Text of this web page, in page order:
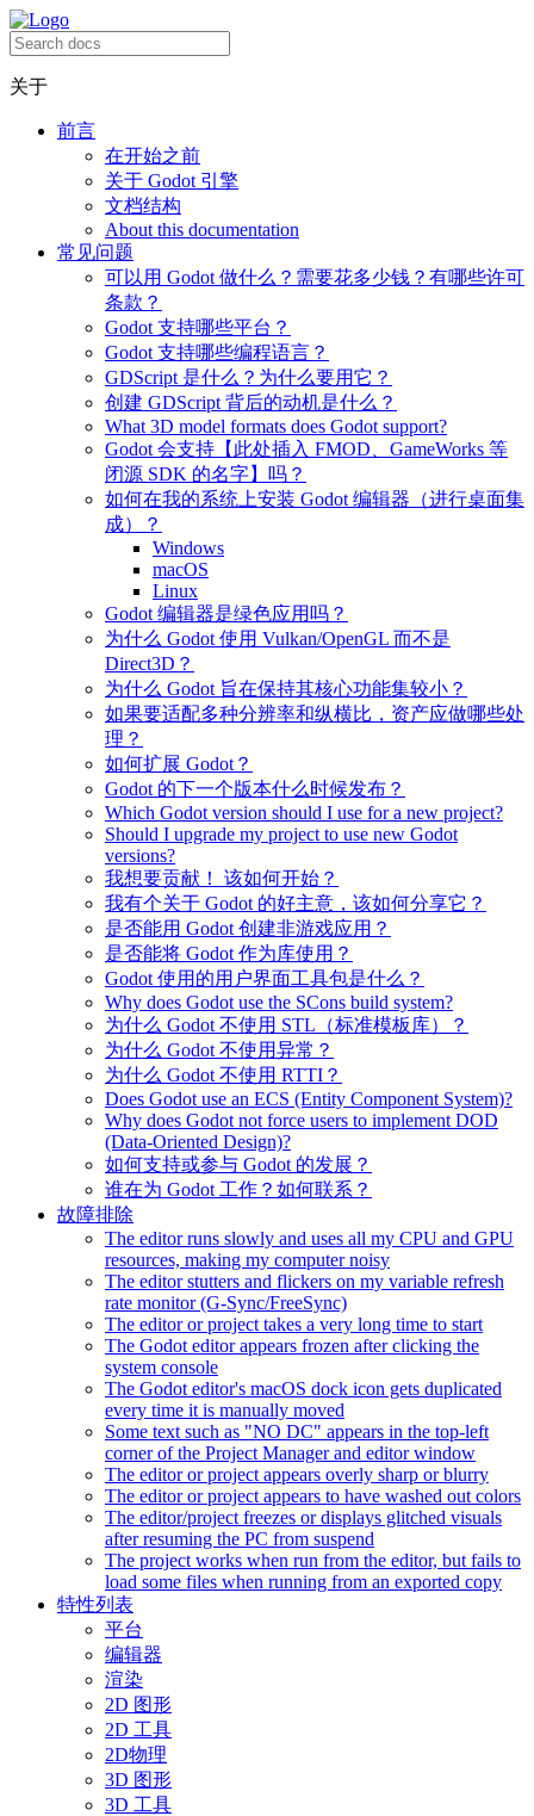
关于
前言
在开始之前
关于 Godot 引擎
文档结构
About this documentation
常见问题
可以用 Godot 做什么？需要花多少钱？有哪些许可
条款？
Godot 支持哪些平台？
Godot 支持哪些编程语言？
GDScript 是什么？为什么要用它？
创建 GDScript 背后的动机是什么？
What 3D model formats does Godot support?
Godot 会支持【此处插入 FMOD、GameWorks 等
闭源 SDK 的名字】吗？
如何在我的系统上安装 Godot 编辑器（进行桌面集
成）？
Windows
macOS
Linux
Godot 编辑器是绿色应用吗？
为什么 Godot 使用 Vulkan/OpenGL 而不是
Direct3D？
为什么 Godot 旨在保持其核心功能集较小？
如果要适配多种分辨率和纵横比，资产应做哪些处
理？
如何扩展 Godot？
Godot 的下一个版本什么时候发布？
Which Godot version should I use for a new project?
Should I upgrade my project to use new Godot
versions?
我想要贡献！ 该如何开始？
我有个关于 Godot 的好主意，该如何分享它？
是否能用 Godot 创建非游戏应用？
是否能将 Godot 作为库使用？
Godot 使用的用户界面工具包是什么？
Why does Godot use the SCons build system?
为什么 Godot 不使用 STL（标准模板库）？
为什么 Godot 不使用异常？
为什么 Godot 不使用 RTTI？
Does Godot use an ECS (Entity Component System)?
Why does Godot not force users to implement DOD
(Data-Oriented Design)?
如何支持或参与 Godot 的发展？
谁在为 Godot 工作？如何联系？
故障排除
The editor runs slowly and uses all my CPU and GPU
resources, making my computer noisy
The editor stutters and flickers on my variable refresh
rate monitor (G-Sync/FreeSync)
The editor or project takes a very long time to start
The Godot editor appears frozen after clicking the
system console
The Godot editor's macOS dock icon gets duplicated
every time it is manually moved
Some text such as "NO DC" appears in the top-left
corner of the Project Manager and editor window
The editor or project appears overly sharp or blurry
The editor or project appears to have washed out colors
The editor/project freezes or displays glitched visuals
after resuming the PC from suspend
The project works when run from the editor, but fails to
load some files when running from an exported copy
特性列表
平台
编辑器
渲染
2D 图形
2D 工具
2D物理
3D 图形
3D 工具